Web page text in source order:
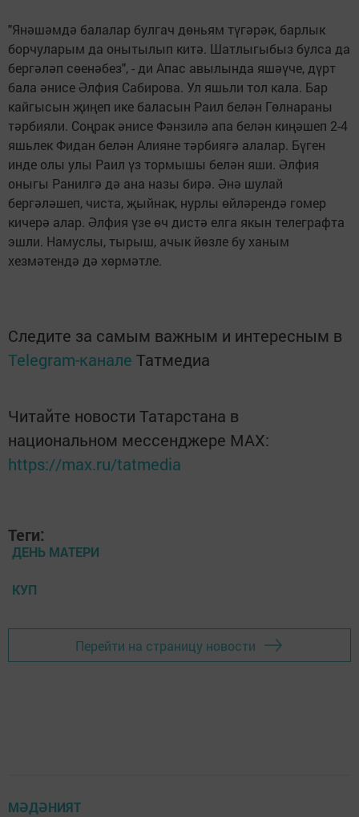
"Янәшәмдә балалар булгач дөньям түгәрәк, барлык
борчуларым да онытылып китә. Шатлыгыбыз булса да
бергәләп сөенәбез", - ди Апас авылында яшәүче, дүрт
бала әнисе Әлфия Сабирова. Ул яшьли тол кала. Бар
кайгысын җиңеп ике баласын Раил белән Гөлнараны
тәрбияли. Соңрак әнисе Фәнзилә апа белән киңәшеп 2-4
яшьлек Фидан белән Алияне тәрбиягә алалар. Бүген
инде олы улы Раил үз тормышы белән яши. Әлфия
оныгы Ранилгә дә ана назы бирә. Әнә шулай
бергәләшеп, чиста, җыйнак, нурлы өйләрендә гомер
кичерә алар. Әлфия үзе өч дистә елга якын телеграфта
эшли. Намуслы, тырыш, ачык йөзле бу ханым
хезмәтендә дә хөрмәтле.
Следите за самым важным и интересным в
Telegram-канале Татмедиа
Читайте новости Татарстана в
национальном мессенджере MАХ:
https://max.ru/tatmedia
Теги:
ДЕНЬ МАТЕРИ
КУП
Перейти на страницу новости
МӘДӘНИЯТ